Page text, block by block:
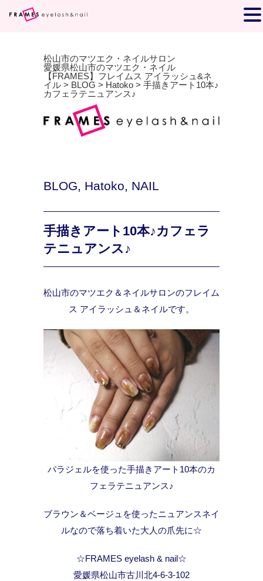
松山市のマツエク・ネイルサロン
愛媛県松山市のマツエク・ネイル
【FRAMES】フレイムス アイラッシュ&ネ
イル > BLOG > Hatoko > 手描きアート10本♪
カフェラテニュアンス♪
BLOG, Hatoko, NAIL
手描きアート10本♪カフェラ
テニュアンス♪
松山市のマツエク＆ネイルサロンのフレイム
ス アイラッシュ＆ネイルです。
パラジェルを使った手描きアート10本のカ
フェラテニュアンス♪
ブラウン＆ベージュを使ったニュアンスネイ
ルなので落ち着いた大人の爪先に☆
☆FRAMES eyelash & nail☆
愛媛県松山市古川北4-6-3-102